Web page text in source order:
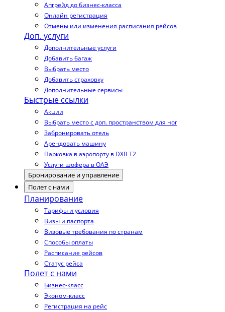
Апгрейд до бизнес-класса
Онлайн регистрация
Отмены или изменения расписания рейсов
Доп. услуги
Дополнительные услуги
Добавить багаж
Выбрать место
Добавить страховку
Дополнительные сервисы
Быстрые ссылки
Акции
Выбрать место с доп. пространством для ног
Забронировать отель
Арендовать машину
Парковка в аэропорту в DXB T2
Услуги шофера в ОАЭ
Бронирование и управление
Полет с нами
Планирование
Тарифы и условия
Визы и паспорта
Визовые требования по странам
Способы оплаты
Расписание рейсов
Статус рейса
Полет с нами
Бизнес-класс
Эконом-класс
Регистрация на рейс